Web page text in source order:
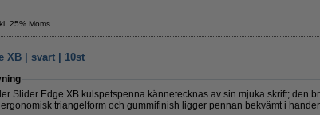
25% Moms
XB | svart | 10st
Slider Edge XB kulspetspenna kännetecknas av sin mjuka skrift; den
ergonomisk triangelform och gummifinish ligger pennan bekvämt i